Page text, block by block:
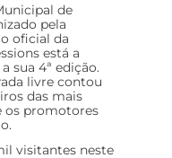
visitantes neste